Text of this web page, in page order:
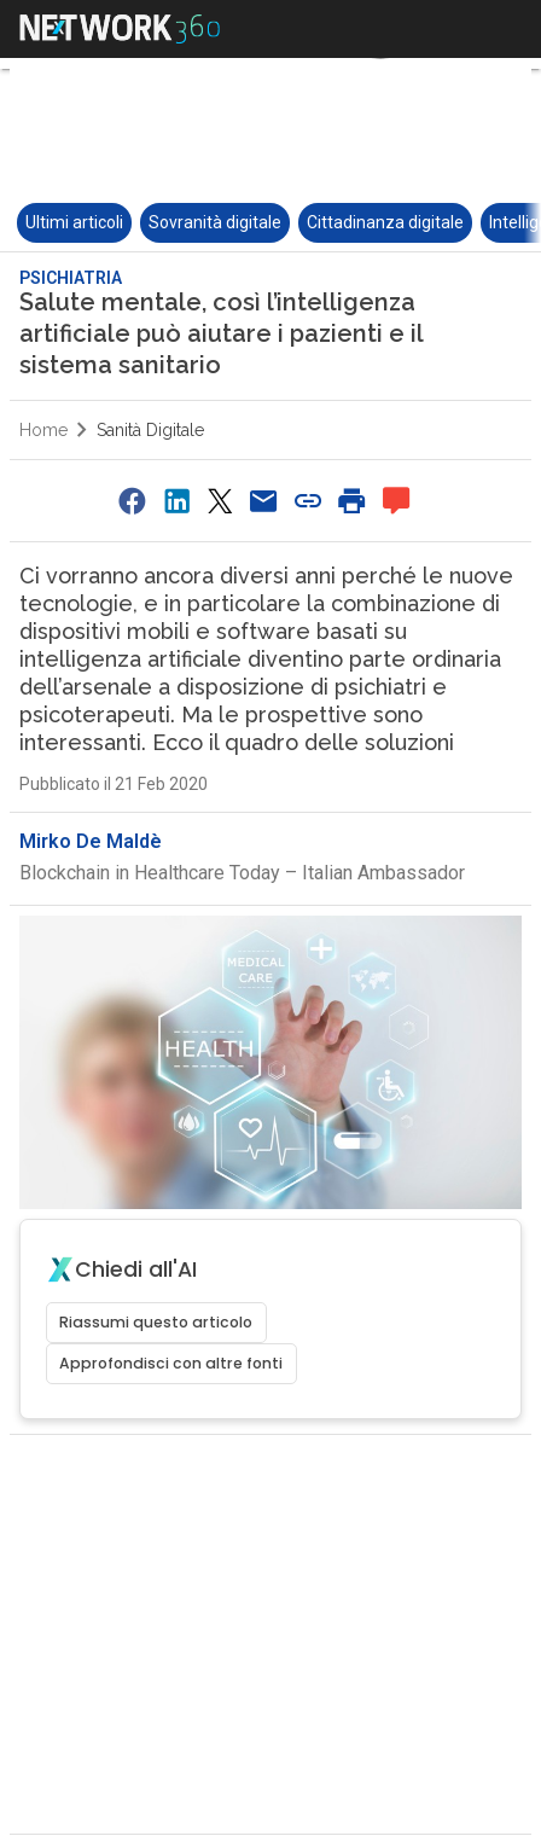
Ultimi articoli Sovranità digitale Cittadinanza digitale
PSICHIATRIA
Salute mentale, così l’intelligenza
artificiale può aiutare i pazienti e il
sistema sanitario
Home Sanità Digitale
Ci vorranno ancora diversi anni perché le nuove
tecnologie, e in particolare la combinazione di
dispositivi mobili e software basati su
intelligenza artificiale diventino parte ordinaria
dell’arsenale a disposizione di psichiatri e
psicoterapeuti. Ma le prospettive sono
interessanti. Ecco il quadro delle soluzioni
Pubblicato il 21 Feb 2020
Mirko De Maldè
Blockchain in Healthcare Today – Italian Ambassador
Chiedi all'AI
Riassumi questo articolo
Approfondisci con altre fonti